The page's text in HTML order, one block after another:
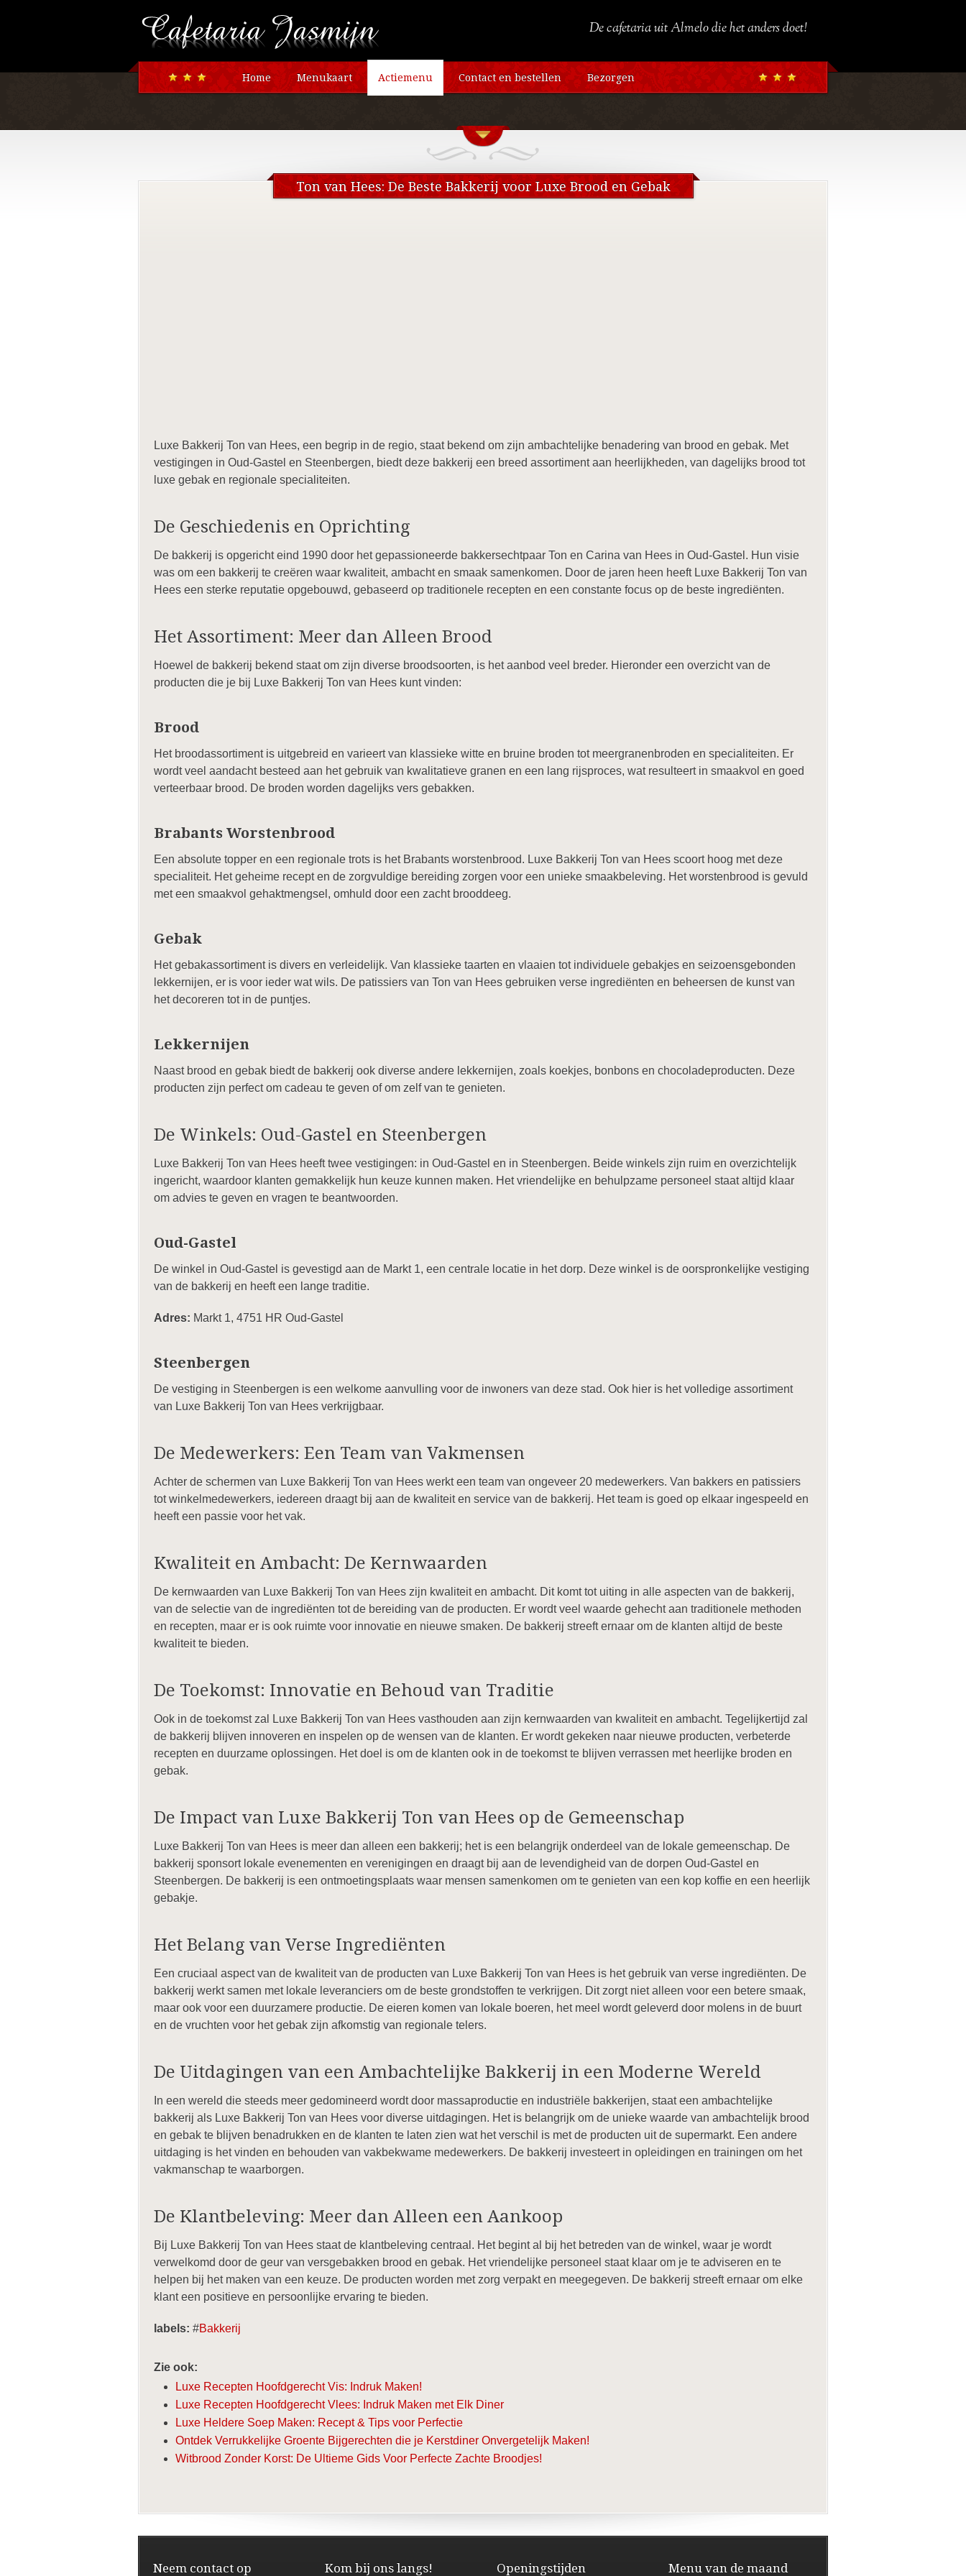
Home Menukaart Actiemenu Contact en bestellen Bezorgen
De cafetaria uit Almelo die het anders doet!
Ton van Hees: De Beste Bakkerij voor Luxe Brood en Gebak
Luxe Bakkerij Ton van Hees, een begrip in de regio, staat bekend om zijn ambachtelijke benadering van brood en gebak. Met
vestigingen in Oud-Gastel en Steenbergen, biedt deze bakkerij een breed assortiment aan heerlijkheden, van dagelijks brood tot
luxe gebak en regionale specialiteiten.
De Geschiedenis en Oprichting
De bakkerij is opgericht eind 1990 door het gepassioneerde bakkersechtpaar Ton en Carina van Hees in Oud-Gastel. Hun visie
was om een bakkerij te creëren waar kwaliteit, ambacht en smaak samenkomen. Door de jaren heen heeft Luxe Bakkerij Ton van
Hees een sterke reputatie opgebouwd, gebaseerd op traditionele recepten en een constante focus op de beste ingrediënten.
Het Assortiment: Meer dan Alleen Brood
Hoewel de bakkerij bekend staat om zijn diverse broodsoorten, is het aanbod veel breder. Hieronder een overzicht van de
producten die je bij Luxe Bakkerij Ton van Hees kunt vinden:
Brood
Het broodassortiment is uitgebreid en varieert van klassieke witte en bruine broden tot meergranenbroden en specialiteiten. Er
wordt veel aandacht besteed aan het gebruik van kwalitatieve granen en een lang rijsproces, wat resulteert in smaakvol en goed
verteerbaar brood. De broden worden dagelijks vers gebakken.
Brabants Worstenbrood
Een absolute topper en een regionale trots is het Brabants worstenbrood. Luxe Bakkerij Ton van Hees scoort hoog met deze
specialiteit. Het geheime recept en de zorgvuldige bereiding zorgen voor een unieke smaakbeleving. Het worstenbrood is gevuld
met een smaakvol gehaktmengsel, omhuld door een zacht brooddeeg.
Gebak
Het gebakassortiment is divers en verleidelijk. Van klassieke taarten en vlaaien tot individuele gebakjes en seizoensgebonden
lekkernijen, er is voor ieder wat wils. De patissiers van Ton van Hees gebruiken verse ingrediënten en beheersen de kunst van
het decoreren tot in de puntjes.
Lekkernijen
Naast brood en gebak biedt de bakkerij ook diverse andere lekkernijen, zoals koekjes, bonbons en chocoladeproducten. Deze
producten zijn perfect om cadeau te geven of om zelf van te genieten.
De Winkels: Oud-Gastel en Steenbergen
Luxe Bakkerij Ton van Hees heeft twee vestigingen: in Oud-Gastel en in Steenbergen. Beide winkels zijn ruim en overzichtelijk
ingericht, waardoor klanten gemakkelijk hun keuze kunnen maken. Het vriendelijke en behulpzame personeel staat altijd klaar
om advies te geven en vragen te beantwoorden.
Oud-Gastel
De winkel in Oud-Gastel is gevestigd aan de Markt 1, een centrale locatie in het dorp. Deze winkel is de oorspronkelijke vestiging
van de bakkerij en heeft een lange traditie.
Adres: Markt 1, 4751 HR Oud-Gastel
Steenbergen
De vestiging in Steenbergen is een welkome aanvulling voor de inwoners van deze stad. Ook hier is het volledige assortiment
van Luxe Bakkerij Ton van Hees verkrijgbaar.
De Medewerkers: Een Team van Vakmensen
Achter de schermen van Luxe Bakkerij Ton van Hees werkt een team van ongeveer 20 medewerkers. Van bakkers en patissiers
tot winkelmedewerkers, iedereen draagt bij aan de kwaliteit en service van de bakkerij. Het team is goed op elkaar ingespeeld en
heeft een passie voor het vak.
Kwaliteit en Ambacht: De Kernwaarden
De kernwaarden van Luxe Bakkerij Ton van Hees zijn kwaliteit en ambacht. Dit komt tot uiting in alle aspecten van de bakkerij,
van de selectie van de ingrediënten tot de bereiding van de producten. Er wordt veel waarde gehecht aan traditionele methoden
en recepten, maar er is ook ruimte voor innovatie en nieuwe smaken. De bakkerij streeft ernaar om de klanten altijd de beste
kwaliteit te bieden.
De Toekomst: Innovatie en Behoud van Traditie
Ook in de toekomst zal Luxe Bakkerij Ton van Hees vasthouden aan zijn kernwaarden van kwaliteit en ambacht. Tegelijkertijd zal
de bakkerij blijven innoveren en inspelen op de wensen van de klanten. Er wordt gekeken naar nieuwe producten, verbeterde
recepten en duurzame oplossingen. Het doel is om de klanten ook in de toekomst te blijven verrassen met heerlijke broden en
gebak.
De Impact van Luxe Bakkerij Ton van Hees op de Gemeenschap
Luxe Bakkerij Ton van Hees is meer dan alleen een bakkerij; het is een belangrijk onderdeel van de lokale gemeenschap. De
bakkerij sponsort lokale evenementen en verenigingen en draagt bij aan de levendigheid van de dorpen Oud-Gastel en
Steenbergen. De bakkerij is een ontmoetingsplaats waar mensen samenkomen om te genieten van een kop koffie en een heerlijk
gebakje.
Het Belang van Verse Ingrediënten
Een cruciaal aspect van de kwaliteit van de producten van Luxe Bakkerij Ton van Hees is het gebruik van verse ingrediënten. De
bakkerij werkt samen met lokale leveranciers om de beste grondstoffen te verkrijgen. Dit zorgt niet alleen voor een betere smaak,
maar ook voor een duurzamere productie. De eieren komen van lokale boeren, het meel wordt geleverd door molens in de buurt
en de vruchten voor het gebak zijn afkomstig van regionale telers.
De Uitdagingen van een Ambachtelijke Bakkerij in een Moderne Wereld
In een wereld die steeds meer gedomineerd wordt door massaproductie en industriële bakkerijen, staat een ambachtelijke
bakkerij als Luxe Bakkerij Ton van Hees voor diverse uitdagingen. Het is belangrijk om de unieke waarde van ambachtelijk brood
en gebak te blijven benadrukken en de klanten te laten zien wat het verschil is met de producten uit de supermarkt. Een andere
uitdaging is het vinden en behouden van vakbekwame medewerkers. De bakkerij investeert in opleidingen en trainingen om het
vakmanschap te waarborgen.
De Klantbeleving: Meer dan Alleen een Aankoop
Bij Luxe Bakkerij Ton van Hees staat de klantbeleving centraal. Het begint al bij het betreden van de winkel, waar je wordt
verwelkomd door de geur van versgebakken brood en gebak. Het vriendelijke personeel staat klaar om je te adviseren en te
helpen bij het maken van een keuze. De producten worden met zorg verpakt en meegegeven. De bakkerij streeft ernaar om elke
klant een positieve en persoonlijke ervaring te bieden.
labels: #Bakkerij
Zie ook:
Luxe Recepten Hoofdgerecht Vis: Indruk Maken!
Luxe Recepten Hoofdgerecht Vlees: Indruk Maken met Elk Diner
Luxe Heldere Soep Maken: Recept & Tips voor Perfectie
Ontdek Verrukkelijke Groente Bijgerechten die je Kerstdiner Onvergetelijk Maken!
Witbrood Zonder Korst: De Ultieme Gids Voor Perfecte Zachte Broodjes!
Neem contact op Kom bij ons langs! Openingstijden Menu van de maand